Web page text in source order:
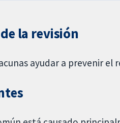
la revisión
ayudar a prevenir el